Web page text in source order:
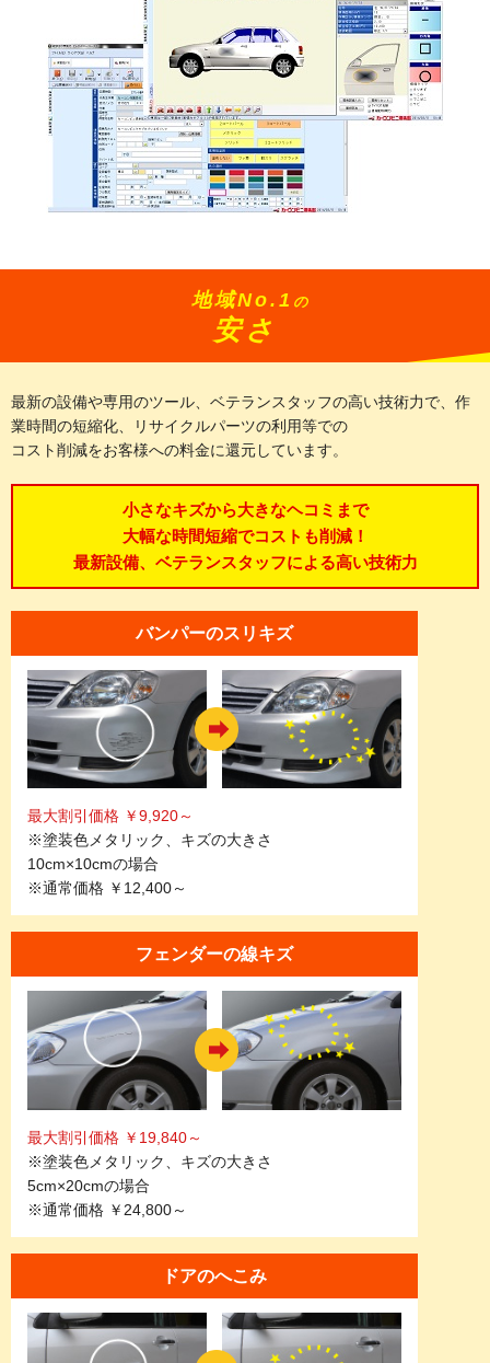
地域No.1 の
安さ
最新の設備や専用のツール、ベテランスタッフの高い技術力で、作
業時間の短縮化、リサイクルパーツの利用等での
コスト削減をお客様への料金に還元しています。
小さなキズから大きなヘコミまで
大幅な時間短縮でコストも削減！
最新設備、ベテランスタッフによる高い技術力
バンパーのスリキズ
最大割引価格 ￥9,920～
※塗装色メタリック、キズの大きさ
10cm×10cmの場合
※通常価格 ￥12,400～
フェンダーの線キズ
最大割引価格 ￥19,840～
※塗装色メタリック、キズの大きさ
5cm×20cmの場合
※通常価格 ￥24,800～
ドアのへこみ